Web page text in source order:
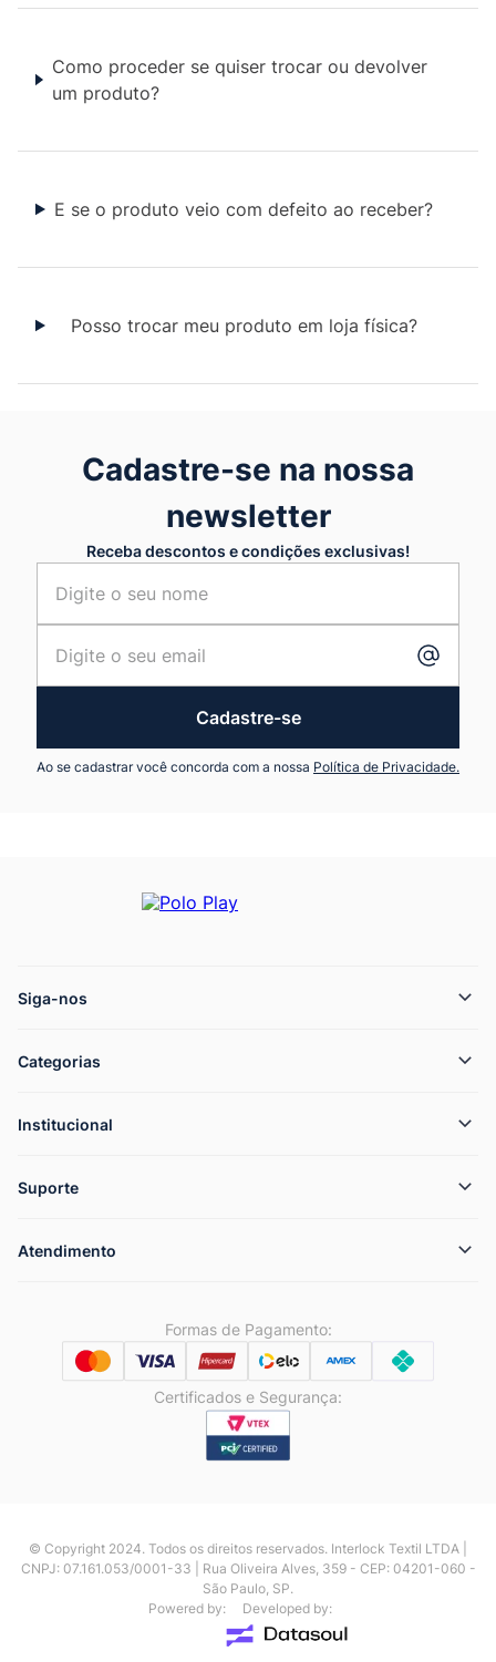
Como proceder se quiser trocar ou devolver
um produto?
E se o produto veio com defeito ao receber?
Posso trocar meu produto em loja física?
Cadastre-se na nossa
newsletter
Receba descontos e condições exclusivas!
Cadastre-se
Ao se cadastrar você concorda com a nossa Política de Privacidade.
Siga-nos
Categorias
Institucional
Suporte
Atendimento
Formas de Pagamento:
Certificados e Segurança:
© Copyright 2024. Todos os direitos reservados. Interlock Textil LTDA |
CNPJ: 07.161.053/0001-33 | Rua Oliveira Alves, 359 - CEP: 04201-060 -
São Paulo, SP.
Powered by:
Developed by: